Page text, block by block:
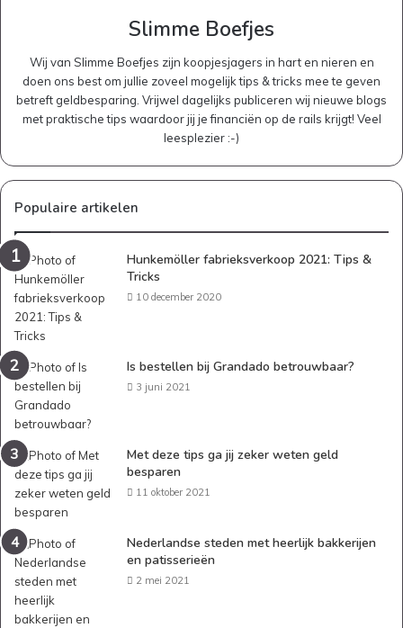
Slimme Boefjes
Wij van Slimme Boefjes zijn koopjesjagers in hart en nieren en
doen ons best om jullie zoveel mogelijk tips & tricks mee te geven
betreft geldbesparing. Vrijwel dagelijks publiceren wij nieuwe blogs
met praktische tips waardoor jij je financiën op de rails krijgt! Veel
leesplezier :-)
Populaire artikelen
Hunkemöller fabrieksverkoop 2021: Tips &
Tricks
10 december 2020
Is bestellen bij Grandado betrouwbaar?
3 juni 2021
Met deze tips ga jij zeker weten geld
besparen
11 oktober 2021
Nederlandse steden met heerlijk bakkerijen
en patisserieën
2 mei 2021